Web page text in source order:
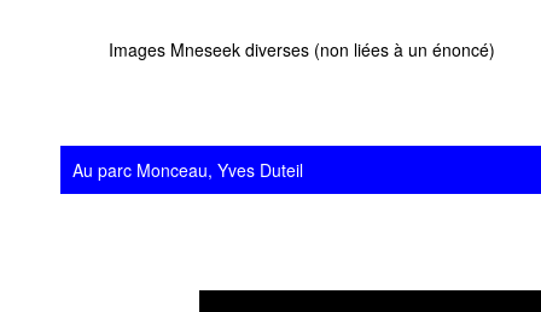
Images Mneseek diverses (non liées à un énoncé)
Au parc Monceau, Yves Duteil